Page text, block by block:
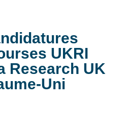
UKRI
Research UK
Uni